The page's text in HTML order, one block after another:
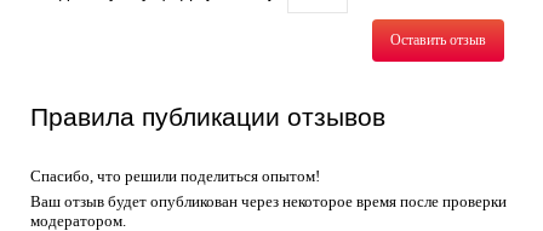
Оставить отзыв
Правила публикации отзывов
Спасибо, что решили поделиться опытом!
Ваш отзыв будет опубликован через некоторое время после проверки
модератором.